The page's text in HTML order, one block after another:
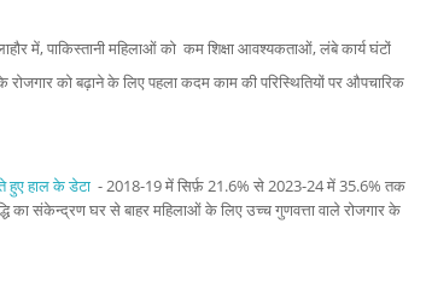
में, पाकिस्तानी महिलाओं को कम शिक्षा आवश्यकताओं, लंबे कार्य घंटों
को बढ़ाने के लिए पहला कदम काम की परिस्थितियों पर औपचारिक
हुए हाल के डेटा - 2018-19 में सिर्फ़ 21.6% से 2023-24 में 35.6% तक
का संकेन्द्रण घर से बाहर महिलाओं के लिए उच्च गुणवत्ता वाले रोजगार के